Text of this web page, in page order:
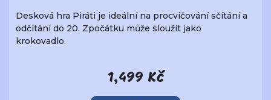
Desková hra Piráti je ideální na procvičování sčítání a
odčítání do 20. Zpočátku může sloužit jako
krokovadlo.
1,499 Kč